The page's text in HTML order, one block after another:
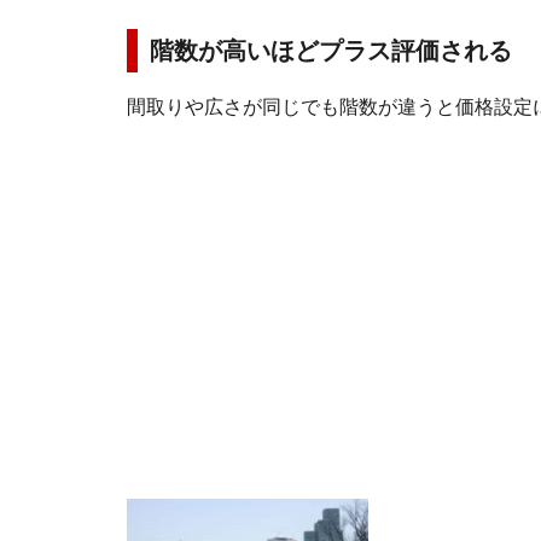
階数が高いほどプラス評価される
間取りや広さが同じでも階数が違うと価格設定